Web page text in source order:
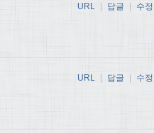
URL | 답글 | 수정
URL | 답글 | 수정